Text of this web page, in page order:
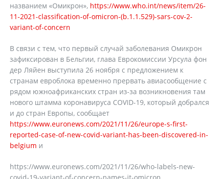
названием «Омикрон», https://www.who.int/news/item/26-
11-2021-classification-of-omicron-(b.1.1.529)-sars-cov-2-
variant-of-concern
В связи с тем, что первый случай заболевания Омикрон
зафиксирован в Бельгии, глава Еврокомиссии Урсула фон
дер Ляйен выступила 26 ноября с предложением к
странам евроблока временно прервать авиасообщение с
рядом южноафриканских стран из-за возникновения там
нового штамма коронавируса COVID-19, который добрался
и до стран Европы, сообщает
https://www.euronews.com/2021/11/26/europe-s-first-
reported-case-of-new-covid-variant-has-been-discovered-in-
belgium и
https://www.euronews.com/2021/11/26/who-labels-new-